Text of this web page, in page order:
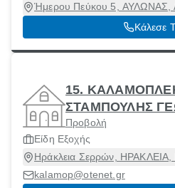
Ήμερου Πεύκου 5, ΑΥΛΩΝΑΣ,
Κάλεσε
15.
ΣΤΑΜΠΟΥΛΗΣ
Προβολή
Είδη Εξοχής
Ηράκλεια Σερρών, ΗΡΑΚΛΕΙΑ,
kalamop@otenet.gr